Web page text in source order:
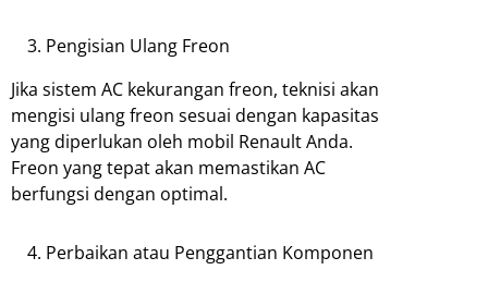
Pengisian Ulang Freon
Jika sistem AC kekurangan freon, teknisi akan
mengisi ulang freon sesuai dengan kapasitas
yang diperlukan oleh mobil Renault Anda.
Freon yang tepat akan memastikan AC
berfungsi dengan optimal.
Perbaikan atau Penggantian Komponen